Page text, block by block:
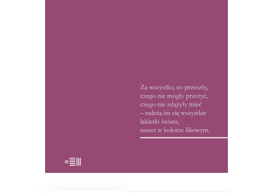
15.50zł